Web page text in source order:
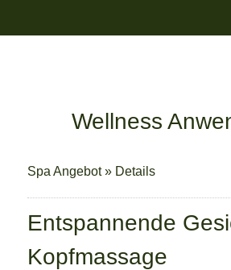
Wellness
Spa Angebot» Details
Entspannende
Kopfmassage